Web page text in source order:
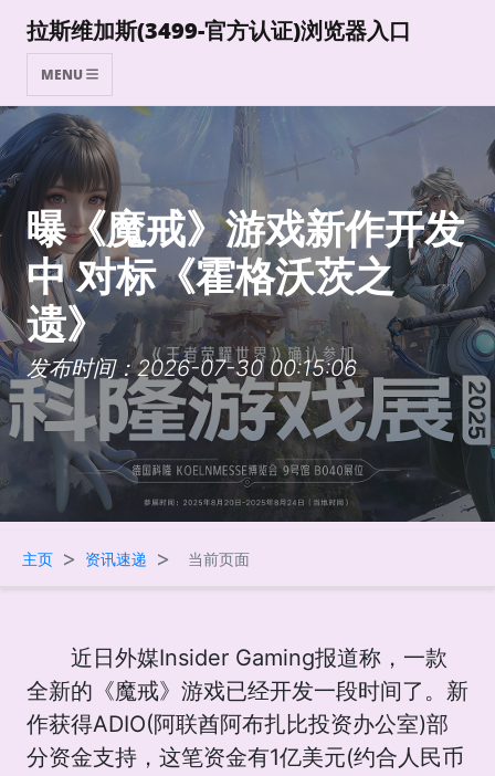
拉斯维加斯(3499-官方认证)浏览器入口
MENU
曝《魔戒》游戏新作开发
中 对标《霍格沃茨之
遗》
发布时间：2026-07-30 00:15:06
主页 > 资讯速递 > 当前页面
近日外媒Insider Gaming报道称，一款
全新的《魔戒》游戏已经开发一段时间了。新
作获得ADIO(阿联酋阿布扎比投资办公室)部
分资金支持，这笔资金有1亿美元(约合人民币